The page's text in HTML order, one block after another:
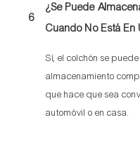
6
¿Se Puede
Cuando No Está En
Sí, el colchón se
almacenamiento
que hace que sea
automóvil o en casa.